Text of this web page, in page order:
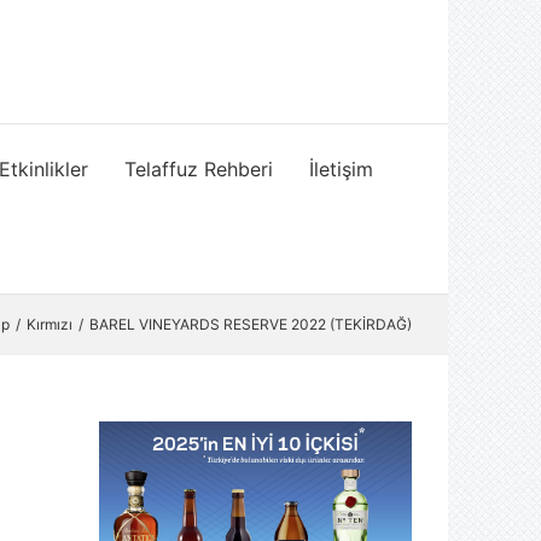
Telaffuz Rehberi İletişim
Kırmızı BAREL VINEYARDS RESERVE 2022 (TEKİRDAĞ)